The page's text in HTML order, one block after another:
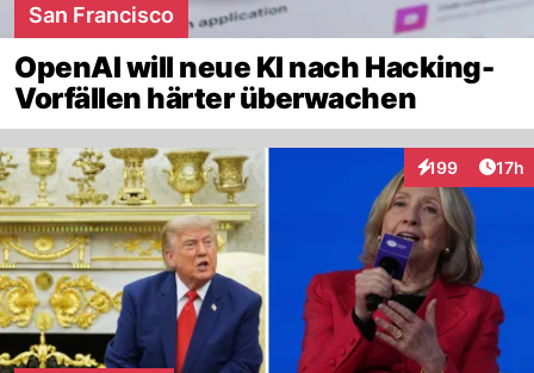
San Francisco
OpenAI will neue KI nach Hacking-
Vorfällen härter überwachen
199
Interaktionen
17h